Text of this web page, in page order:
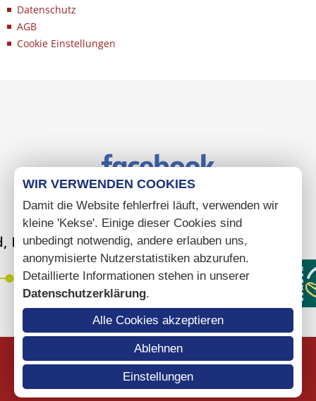
Datenschutz
AGB
Cookie Einstellungen
WIR VERWENDEN COOKIES
Damit die Website fehlerfrei läuft, verwenden wir
kleine 'Kekse'. Einige dieser Cookies sind
unbedingt notwendig, andere erlauben uns,
anonymisierte Nutzerstatistiken abzurufen.
Detaillierte Informationen stehen in unserer
Datenschutzerklärung.
Alle Cookies akzeptieren
Ablehnen
Einstellungen